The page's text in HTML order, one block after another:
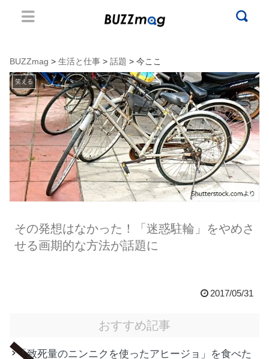
BUZZmag > 生活と仕事 > 話題 > 今ここ
笑える
その発想はなかった！「迷惑駐輪」をやめさ
せる画期的な方法が話題に
2017/05/31
おすすめ記事
「致死量のニンニクを使ったアヒージョ」を食べた